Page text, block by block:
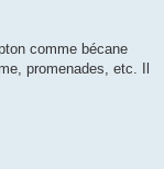
comme bécane
promenades, etc. Il